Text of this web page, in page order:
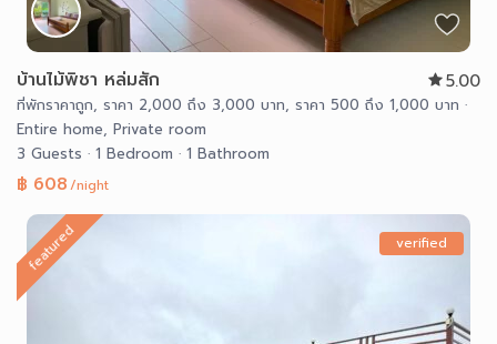
บ้านไม้พิชา หล่มสัก 5.00
ที่พักราคาถูก,ราคา 2,000 ถึง 3,000 บาท,ราคา 500 ถึง 1,000 บาท ·
Entire home,Private room
3 Guests· 1 Bedroom· 1 Bathroom
฿ 608/night
featured verified